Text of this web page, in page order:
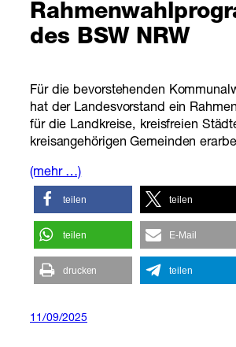
des BSW NRW
Für die bevorstehenden
hat der Landesvorstand ein
für die Landkreise, kreisfreien
kreisangehörigen Gemeinden
(mehr …)
teilen teilen
teilen E-Mail
drucken teilen
11/09/2025